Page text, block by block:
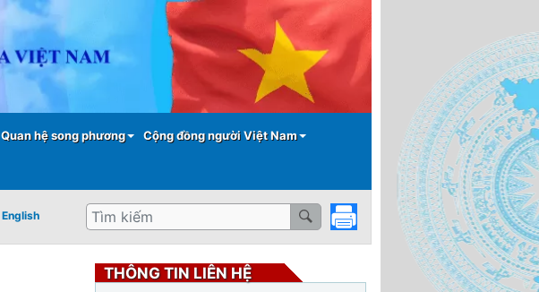
Quan hệ song phương Cộng đồng người Việt Nam
English
Tìm
kiếm
THÔNG TIN LIÊN HỆ